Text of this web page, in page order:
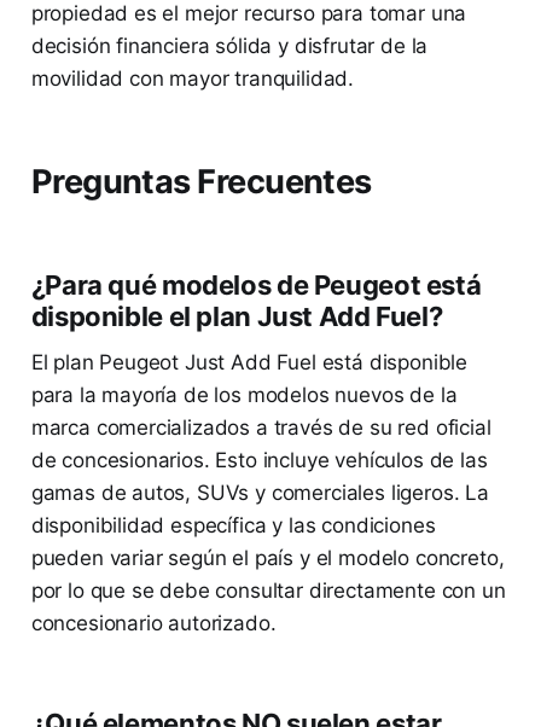
propiedad es el mejor recurso para tomar una
decisión financiera sólida y disfrutar de la
movilidad con mayor tranquilidad.
Preguntas Frecuentes
¿Para qué modelos de Peugeot está
disponible el plan Just Add Fuel?
El plan Peugeot Just Add Fuel está disponible
para la mayoría de los modelos nuevos de la
marca comercializados a través de su red oficial
de concesionarios. Esto incluye vehículos de las
gamas de autos, SUVs y comerciales ligeros. La
disponibilidad específica y las condiciones
pueden variar según el país y el modelo concreto,
por lo que se debe consultar directamente con un
concesionario autorizado.